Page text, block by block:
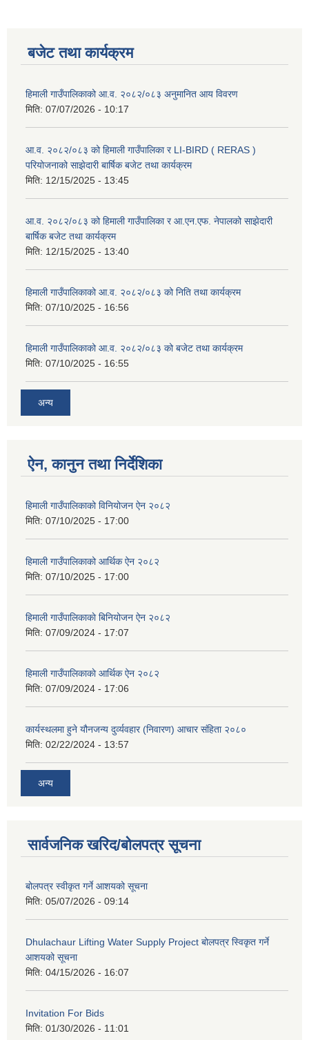
बजेट तथा कार्यक्रम
हिमाली गाउँपालिकाको आ.व. २०८२/०८३ अनुमानित आय विवरण
मिति: 07/07/2026 - 10:17
आ.व. २०८२/०८३ को हिमाली गाउँपालिका र LI-BIRD ( RERAS )
परियोजनाको साझेदारी बार्षिक बजेट तथा कार्यक्रम
मिति: 12/15/2025 - 13:45
आ.व. २०८२/०८३ को हिमाली गाउँपालिका र आ.एन.एफ. नेपालको साझेदारी
बार्षिक बजेट तथा कार्यक्रम
मिति: 12/15/2025 - 13:40
हिमाली गाउँपालिकाको आ.व. २०८२/०८३ को निति तथा कार्यक्रम
मिति: 07/10/2025 - 16:56
हिमाली गाउँपालिकाको आ.व. २०८२/०८३ को बजेट तथा कार्यक्रम
मिति: 07/10/2025 - 16:55
अन्य
ऐन, कानुन तथा निर्देशिका
हिमाली गाउँपालिकाको विनियोजन ऐन २०८२
मिति: 07/10/2025 - 17:00
हिमाली गाउँपालिकाको आर्थिक ऐन २०८२
मिति: 07/10/2025 - 17:00
हिमाली गाउँपालिकाकाे बिनियोजन ऐन २०८२
मिति: 07/09/2024 - 17:07
हिमाली गाउँपालिकाकाे आर्थिक ऐन २०८२
मिति: 07/09/2024 - 17:06
कार्यस्थलमा हुने यौनजन्य दुर्व्यवहार (निवारण) आचार संहिता २०८०
मिति: 02/22/2024 - 13:57
अन्य
सार्वजनिक खरिद/बोलपत्र सूचना
बोलपत्र स्वीकृत गर्ने आशयको सूचना
मिति: 05/07/2026 - 09:14
Dhulachaur Lifting Water Supply Project बोलपत्र स्विकृत गर्ने
आशयको सूचना
मिति: 04/15/2026 - 16:07
Invitation For Bids
मिति: 01/30/2026 - 11:01